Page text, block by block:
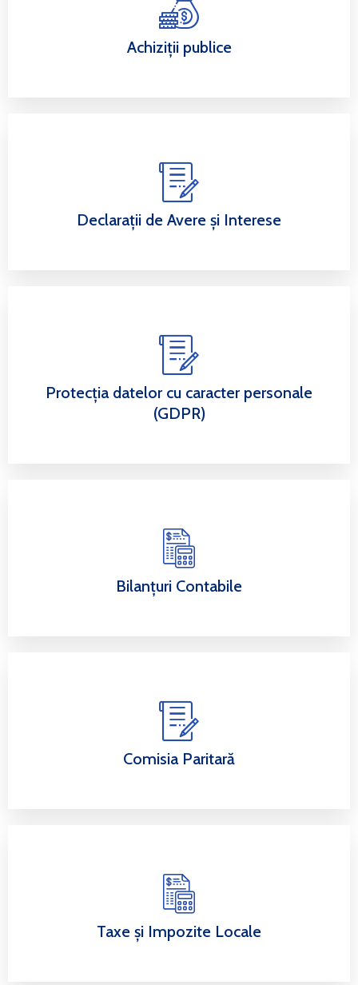
Achiziții publice
Declarații de Avere și Interese
Protecția datelor cu caracter personale
(GDPR)
Bilanțuri Contabile
Comisia Paritară
Taxe și Impozite Locale